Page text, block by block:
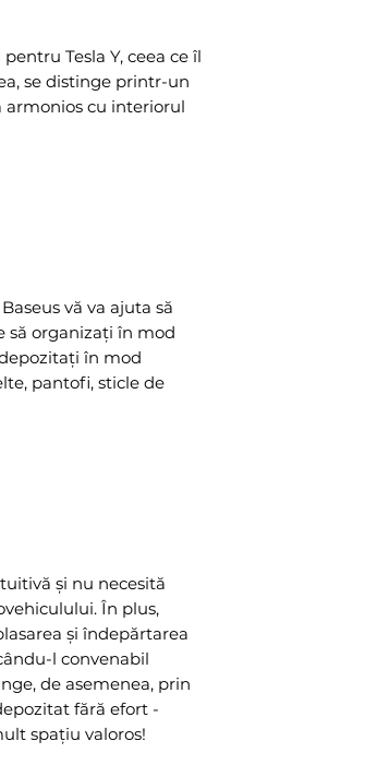
Tesla Y, ceea ce îl
se distinge printr-un
armonios cu interiorul
vă va ajuta să
să organizați în mod
în mod
pantofi, sticle de
și nu necesită
În plus,
și îndepărtarea
l convenabil
de asemenea, prin
fără efort -
spațiu valoros!